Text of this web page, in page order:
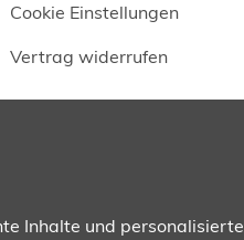
Inhalte und personalisierte
Cookie Einstellungen
Vertrag widerrufen